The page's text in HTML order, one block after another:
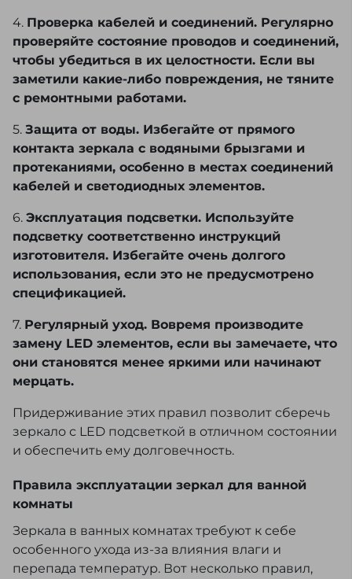
4. Проверка кабелей и соединений. Регулярно
проверяйте состояние проводов и соединений,
чтобы убедиться в их целостности. Если вы
заметили какие-либо повреждения, не тяните
с ремонтными работами.
5. Защита от воды. Избегайте от прямого
контакта зеркала с водяными брызгами и
протеканиями, особенно в местах соединений
кабелей и светодиодных элементов.
6. Эксплуатация подсветки. Используйте
подсветку соответственно инструкций
изготовителя. Избегайте очень долгого
использования, если это не предусмотрено
спецификацией.
7. Регулярный уход. Вовремя производите
замену LED элементов, если вы замечаете, что
они становятся менее яркими или начинают
мерцать.
Придерживание этих правил позволит сберечь
зеркало с LED подсветкой в отличном состоянии
и обеспечить ему долговечность.
Правила эксплуатации зеркал для ванной
комнаты
Зеркала в ванных комнатах требуют к себе
особенного ухода из-за влияния влаги и
перепада температур. Вот несколько правил,